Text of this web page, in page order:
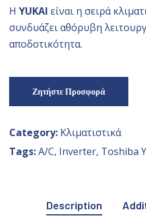
Η YUKAI είναι η σειρά
συνδυάζει αθόρυβη
αποδοτικότητα.
Ζητήστε Προσφορά
Category: Κλιματιστικά
Tags:A/C, Inverter, Toshiba
Description